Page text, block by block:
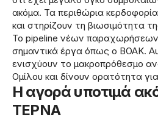
ακόμα. Τα περιθώρια
και στηρίζουν τη βιωσιμότητα
Το pipeline νέων παραχωρήσεων
σημαντικά έργα όπως ο ΒΟΑΚ.
ενισχύουν το μακροπρόθεσμο
Ομίλου και δίνουν ορατότητα
Η αγορά υποτιμά
ΤΕΡΝΑ